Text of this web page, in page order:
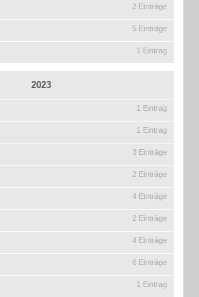
2 Einträge
5 Einträge
1 Eintrag
2023
1 Eintrag
1 Eintrag
3 Einträge
2 Einträge
4 Einträge
2 Einträge
4 Einträge
6 Einträge
1 Eintrag